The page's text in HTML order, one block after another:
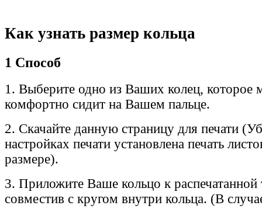
Как узнать размер кольца
1 Способ
1. Выберите одно из Ваших колец, которое
комфортно сидит на Вашем пальце.
2. Скачайте данную страницу для печати
настройках печати установлена печать
размере).
3. Приложите Ваше кольцо к распечатанной
совместив с кругом внутри кольца. (В